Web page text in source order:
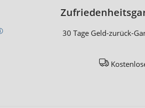
30 Tage Geld-zurück-